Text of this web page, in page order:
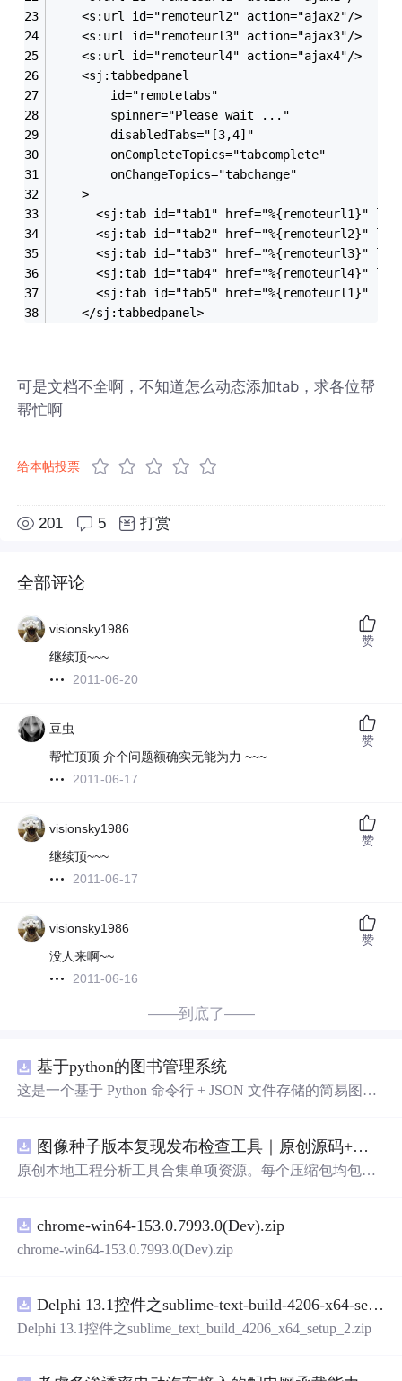
    <s:url id="remoteurl2" action="ajax2"/>
    <s:url id="remoteurl3" action="ajax3"/>
    <s:url id="remoteurl4" action="ajax4"/>
    <sj:tabbedpanel
    	id="remotetabs"
    	spinner="Please wait ..."
    	disabledTabs="[3,4]"
    	onCompleteTopics="tabcomplete"
    	onChangeTopics="tabchange"
    >
<sj:tab id="tab1" href="%{remoteurl1}"
<sj:tab id="tab2" href="%{remoteurl2}"
<sj:tab id="tab3" href="%{remoteurl3}"
<sj:tab id="tab4" href="%{remoteurl4}"
<sj:tab id="tab5" href="%{remoteurl1}"
    </sj:tabbedpanel>
可是文档不全啊，不知道怎么动态添加tab，求各位帮
帮忙啊
给本帖投票
201 5 打赏
全部评论
visionsky1986
继续顶~~~
2011-06-20
赞
豆虫
帮忙顶顶 介个问题额确实无能为力 ~~~
2011-06-17
赞
visionsky1986
继续顶~~~
2011-06-17
赞
visionsky1986
没人来啊~~
2011-06-16
赞
——到底了——
基于python的图书管理系统
这是一个基于 Python 命令行 + JSON 文件存储的简易图书
添加、删除、修改、搜索（按书名/作者/ISBN），每本书
记录馆藏总数和当前可借数量。 学生管理：支持学生信息
过借阅上限、是否重复借阅；还书时自动判断是否逾期
（期限 30 天）；支持查看全部借阅记录、逾期记录和某人
→ 业务层 → 界面层），职责清晰，易于扩展或替换（比
如把 JSON 换成数据库只需改 storage.py）；数据保存在本
地 data/ 目录的 JSON 文件中，关闭程序数据不丢失
图像种子版本复现发布检查工具｜原创源码+测试+离线报告
原创本地工程分析工具合集单项资源。每个压缩包均包含
行效果图、README、运行说明、功能清单、MIT License
及原创授权声明。Node.js 18+ 可直接运行，零第三方运行
chrome-win64-153.0.7993.0(Dev).zip
chrome-win64-153.0.7993.0(Dev).zip
Delphi 13.1控件之sublime-text-build-4206-x64-setup-2.zip
Delphi 13.1控件之sublime_text_build_4206_x64_setup_2.zip